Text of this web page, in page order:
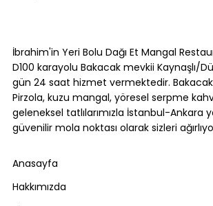
Saatler ve Alternatif
İbrahim'in Yeri Bolu Dağı Et Mangal
D100 karayolu Bakacak mevkii Kaynaşlı/
gün 24 saat hizmet vermektedir.
Pirzola, kuzu mangal, yöresel serpme
geleneksel tatlılarımızla İstanbul-Ankara
güvenilir mola noktası olarak sizleri
Anasayfa
Hakkımızda